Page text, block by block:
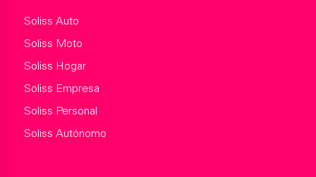
Soliss Auto
Soliss Moto
Soliss Hogar
Soliss Empresa
Soliss Personal
Soliss Autónomo